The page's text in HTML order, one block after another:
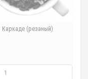
Каркаде (резаный)